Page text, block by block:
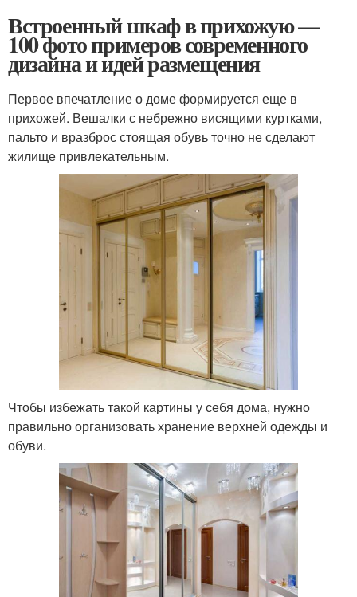
Встроенный шкаф в прихожую —
100 фото примеров современного
дизайна и идей размещения
Первое впечатление о доме формируется еще в
прихожей. Вешалки с небрежно висящими куртками,
пальто и вразброс стоящая обувь точно не сделают
жилище привлекательным.
Чтобы избежать такой картины у себя дома, нужно
правильно организовать хранение верхней одежды и
обуви.